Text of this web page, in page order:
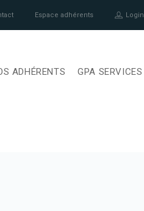
Espace adhérents Login
ADHÉRENTS GPA SERVICES